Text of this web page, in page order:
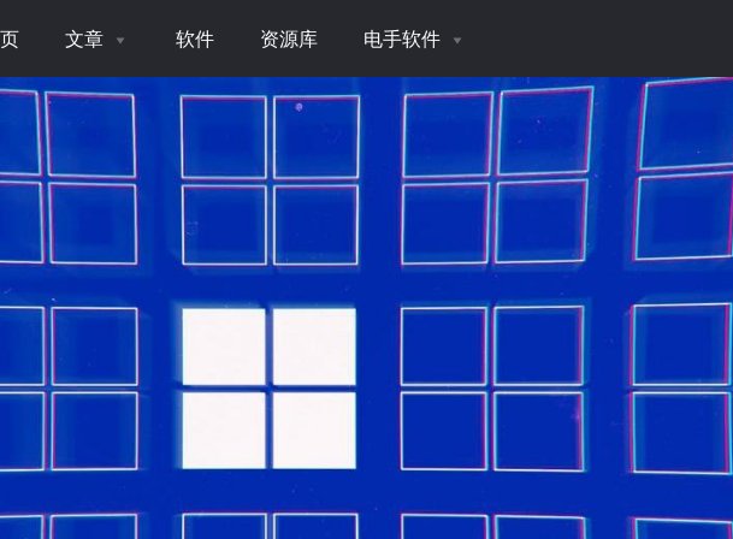
文章 软件 资源库 电手软件